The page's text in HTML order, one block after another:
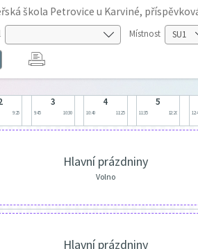
škola Petrovice u Karviné,
Místnost
9:25
3
9:45 10:30
4
10:40 11:25
5
11:35 12:20
Hlavní prázdniny
Volno
Hlavní prázdniny